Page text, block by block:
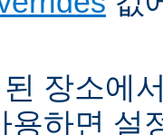
장소에
용하면 설